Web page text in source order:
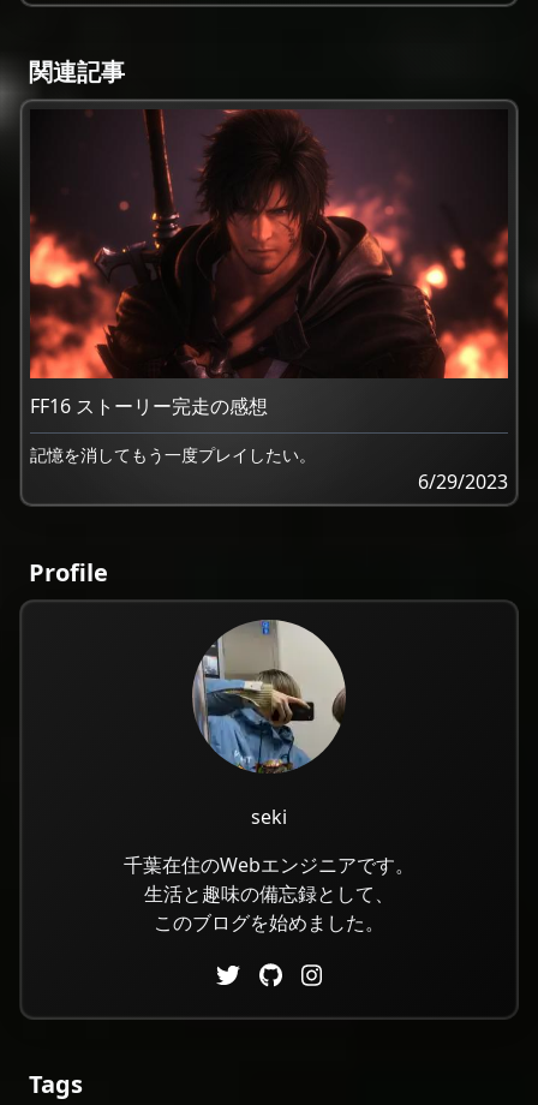
関連記事
FF16 ストーリー完走の感想
記憶を消してもう一度プレイしたい。
6/29/2023
Profile
seki
千葉在住のWebエンジニアです。
生活と趣味の備忘録として、
このブログを始めました。
Tags